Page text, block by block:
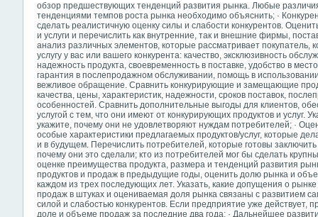
обзор предшествующих тенденций развития рынка. Любые
тенденциями темпов роста рынка необходимо объяснить; ·
сделать реалистичную оценку силы и слабости конкурентов.
и услуги и перечислить как внутренние, так и внешние фирмы,
анализ различных элементов, которые рассматривает покупатель,
услугу у вас или вашего конкурента: качество, эксклюзивность
надежность продукта, своевременность в поставке, удобство в
гарантия в послепродажном обслуживании, помощь в
вежливое обращение. Сравнить конкурирующие и замещающие
качества, цены, характеристик, надежности, сроков поставок,
особенностей. Сравнить дополнительные выгоды для клиентов,
услугой с тем, что они имеют от конкурирующих продуктов и услуг.
укажите, почему они не удовлетворяют нуждам потребителей; ·
особые характеристики предлагаемых продуктов/услуг, которые
и в будущем. Перечислить потребителей, которые готовы
почему они это сделали; кто из потребителей мог бы сделать
оценке преимущества продукта, размера и тенденций развития
продуктов и продаж в предыдущие годы, оценить долю рынка и
каждом из трех последующих лет. Указать, какие допущения о
продаж в штуках и оцениваемая доля рынка связаны с развитием
силой и слабостью конкурентов. Если предприятие уже
доле и объеме продаж за последние два года; · Дальнейшее